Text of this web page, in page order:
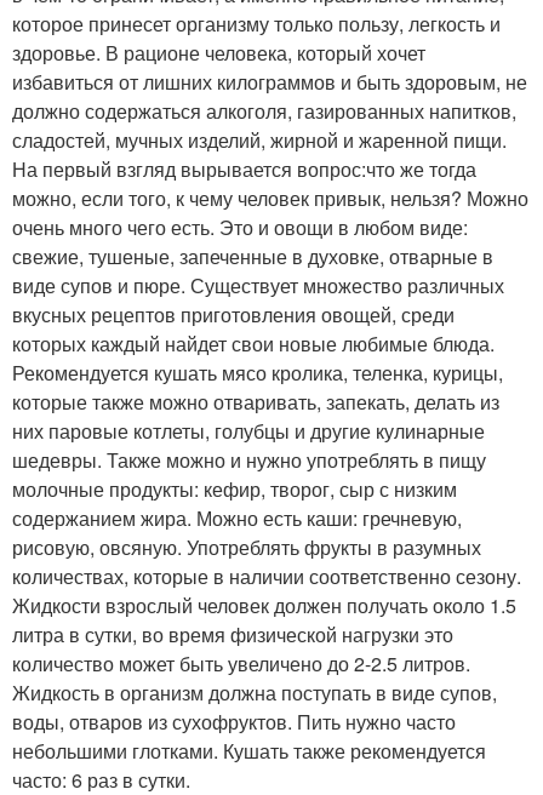
которое принесет организму только пользу, легкость и
здоровье. В рационе человека, который хочет
избавиться от лишних килограммов и быть здоровым, не
должно содержаться алкоголя, газированных напитков,
сладостей, мучных изделий, жирной и жаренной пищи.
На первый взгляд вырывается вопрос:что же тогда
можно, если того, к чему человек привык, нельзя? Можно
очень много чего есть. Это и овощи в любом виде:
свежие, тушеные, запеченные в духовке, отварные в
виде супов и пюре. Существует множество различных
вкусных рецептов приготовления овощей, среди
которых каждый найдет свои новые любимые блюда.
Рекомендуется кушать мясо кролика, теленка, курицы,
которые также можно отваривать, запекать, делать из
них паровые котлеты, голубцы и другие кулинарные
шедевры. Также можно и нужно употреблять в пищу
молочные продукты: кефир, творог, сыр с низким
содержанием жира. Можно есть каши: гречневую,
рисовую, овсяную. Употреблять фрукты в разумных
количествах, которые в наличии соответственно сезону.
Жидкости взрослый человек должен получать около 1.5
литра в сутки, во время физической нагрузки это
количество может быть увеличено до 2-2.5 литров.
Жидкость в организм должна поступать в виде супов,
воды, отваров из сухофруктов. Пить нужно часто
небольшими глотками. Кушать также рекомендуется
часто: 6 раз в сутки.